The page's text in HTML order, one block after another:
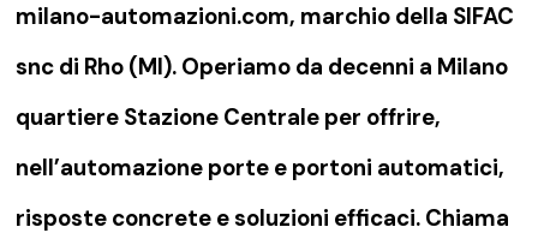
milano-automazioni.com, marchio della SIFAC
snc di Rho (MI). Operiamo da decenni a Milano
quartiere Stazione Centrale per offrire,
nell’automazione porte e portoni automatici,
risposte concrete e soluzioni efficaci. Chiama